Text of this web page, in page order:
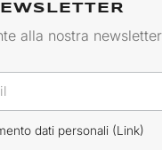
alla nostra
dati personali (Link)